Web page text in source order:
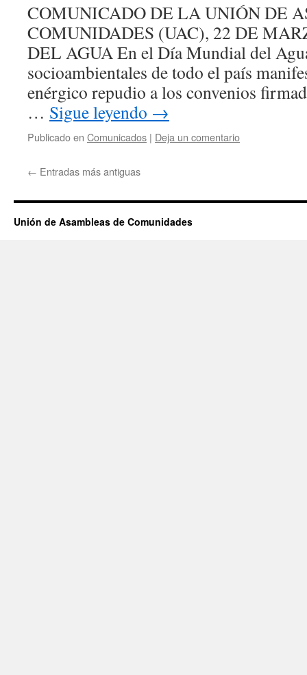
COMUNICADO DE LA UNIÓN DE
COMUNIDADES (UAC), 22 DE
DEL AGUA En el Día Mundial del
socioambientales de todo el país
enérgico repudio a los convenios
… Sigue leyendo →
Publicado en Comunicados | Deja un comentario
← Entradas más antiguas
Unión de Asambleas de Comunidades